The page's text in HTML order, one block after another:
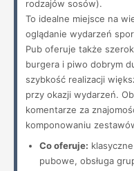
rodzajów sosów).
To idealne miejsce na
oglądanie wydarzeń
Pub oferuje także
burgera i piwo dobrym
szybkość realizacji
przy okazji wydarzeń.
komentarze za
komponowaniu
Co oferuje:
pubowe, obsługa